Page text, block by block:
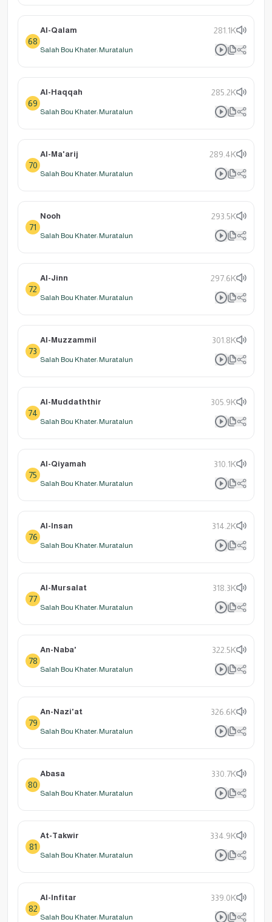
68
Al-Qalam 281.1K
Salah Bou Khater: Muratalun
69
Al-Haqqah 285.2K
Salah Bou Khater: Muratalun
70
Al-Ma'arij 289.4K
Salah Bou Khater: Muratalun
71
Nooh 293.5K
Salah Bou Khater: Muratalun
72
Al-Jinn 297.6K
Salah Bou Khater: Muratalun
73
Al-Muzzammil 301.8K
Salah Bou Khater: Muratalun
74
Al-Muddaththir 305.9K
Salah Bou Khater: Muratalun
75
Al-Qiyamah 310.1K
Salah Bou Khater: Muratalun
76
Al-Insan 314.2K
Salah Bou Khater: Muratalun
77
Al-Mursalat 318.3K
Salah Bou Khater: Muratalun
78
An-Naba' 322.5K
Salah Bou Khater: Muratalun
79
An-Nazi'at 326.6K
Salah Bou Khater: Muratalun
80
Abasa 330.7K
Salah Bou Khater: Muratalun
81
At-Takwir 334.9K
Salah Bou Khater: Muratalun
82
Al-Infitar 339.0K
Salah Bou Khater: Muratalun